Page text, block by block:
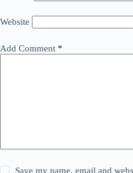
Website
Add Comment *
Save my name, email and